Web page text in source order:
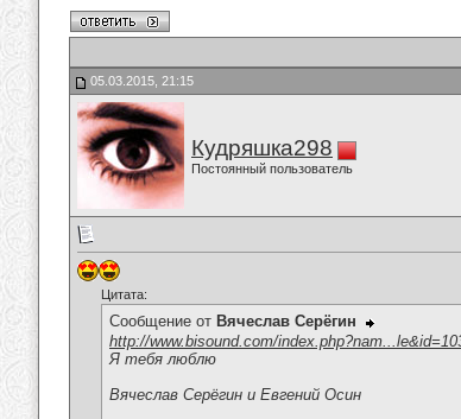
05.03.2015, 21:15
Кудряшка298
Постоянный пользователь
Цитата:
Сообщение от Вячеслав Серёгин
http://www.bisound.com/
Я тебя люблю
Вячеслав Серёгин и Евгений Осин